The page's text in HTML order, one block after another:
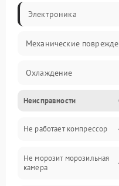
Электроника
Механические
Охлаждение
Механика
Электропитание
Дренаж
Неисправности
Не работает компрессор
Не морозит морозильная
камера